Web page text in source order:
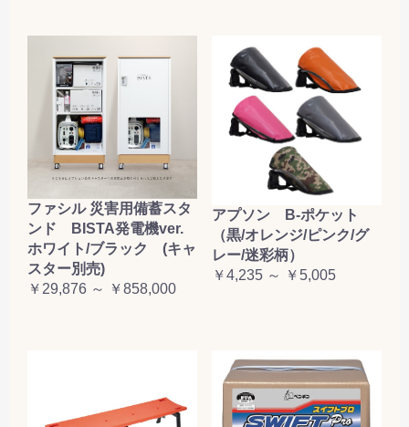
ファシル 災害用備蓄スタ
ンド BISTA発電機ver.
ホワイト/ブラック (キャ
スター別売)
￥29,876 ～ ￥858,000
アプソン B-ポケット
（黒/オレンジ/ピンク/グ
レー/迷彩柄）
￥4,235 ～ ￥5,005